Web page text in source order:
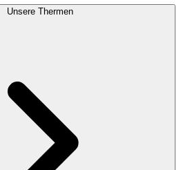
Unsere Thermen